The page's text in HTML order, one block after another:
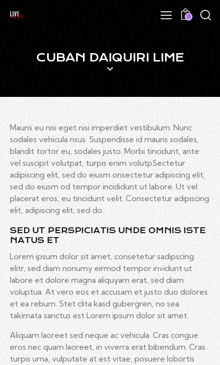
0
CUBAN DAIQUIRI LIME
Mauris eu nisi eget nisi imperdiet vestibulum. Nunc
sodales vehicula risus. Suspendisse id mauris sodales,
blandit tortor eu, sodales justo. Morbi tincidunt, ante
vel suscipit volutpat, turpis enim volutpSectetur
adipiscing elit, sed do eiusm onsectetur adipiscing elit,
sed do eiusm od tempor incididunt ut labore. Ut vel
placerat eros, eu tincidunt velit. Consectetur adipiscing
elit, adipiscing elit, sed do.
SED UT PERSPICIATIS UNDE OMNIS ISTE
NATUS ET
Lorem ipsum dolor sit amet, consetetur sadipscing
elitr, sed diam nonumy eirmod tempor invidunt ut
labore et dolore magna aliquyam erat, sed diam
voluptua. At vero eos et accusam et justo duo dolores
et ea rebum. Stet clita kasd gubergren, no sea
takimata sanctus est Lorem ipsum dolor sit amet.
Aliquam laoreet sed neque ac vehicula. Cras congue
eros nec quam laoreet, in viverra erat bibendum. Cras
turpis urna, vulputate at est vitae, posuere lobortis